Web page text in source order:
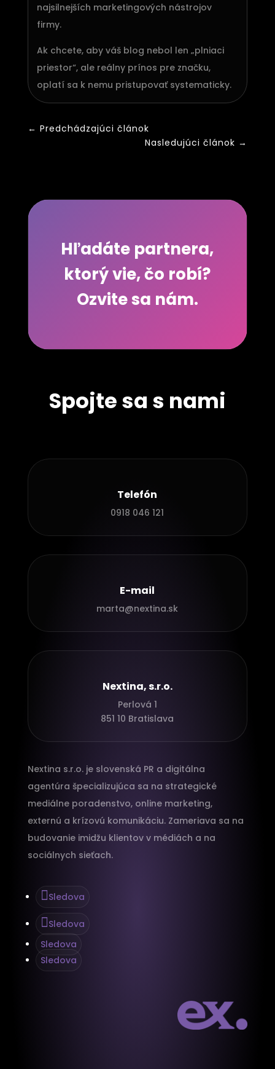
najsilnejších marketingových nástrojov
firmy.
Ak chcete, aby váš blog nebol len „plniaci
priestor“, ale reálny prínos pre značku,
oplatí sa k nemu pristupovať systematicky.
← Predchádzajúci článok
Nasledujúci článok →
Hľadáte partnera,
ktorý vie, čo robí?
Ozvite sa nám.
Spojte sa s nami
Telefón
0918 046 121
E-mail
marta@nextina.sk
Nextina, s.r.o.
Perlová 1
851 10 Bratislava
Nextina s.r.o. je slovenská PR a digitálna
agentúra špecializujúca sa na strategické
mediálne poradenstvo, online marketing,
externú a krízovú komunikáciu. Zameriava sa na
budovanie imidžu klientov v médiách a na
sociálnych sieťach.
Sledova
Sledova
Sledova
Sledova